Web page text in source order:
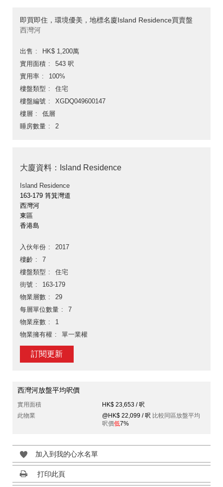
即買即住，環境優美，地標名廈Island Residence買賣盤
西灣河
出售
HK$ 1,200萬
實用面積
543 呎
實用率
100%
樓盤類型
住宅
樓盤編號
XGDQ049600147
樓層
低層
睡房數量
2
大廈資料：Island Residence
Island Residence
163-179 筲箕灣道
西灣河
東區
香港島
入伙年份
2017
樓齡
7
樓盤類型
住宅
街號
163-179
物業層數
29
每層單位數量
7
物業座數
1
物業擁有權
單一業權
訂閱更新
西灣河放盤平均呎價
實用面積
HK$ 23,653 / 呎
此物業
@HK$ 22,099 / 呎 比較同區放盤平均
呎價低7%
加入到我的心水名單
打印此頁